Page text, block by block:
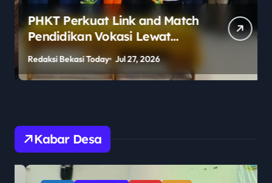
PHKT Perkuat Link and Match
Pendidikan Vokasi Lewat
Program Guru Tamu di SMKN
2 Penajam Paser Utara
Redaksi Bekasi Today Jul 27, 2026
Kabar Desa